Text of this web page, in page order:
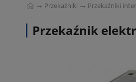
Przekaźniki Przekaźniki
Przekaźnik